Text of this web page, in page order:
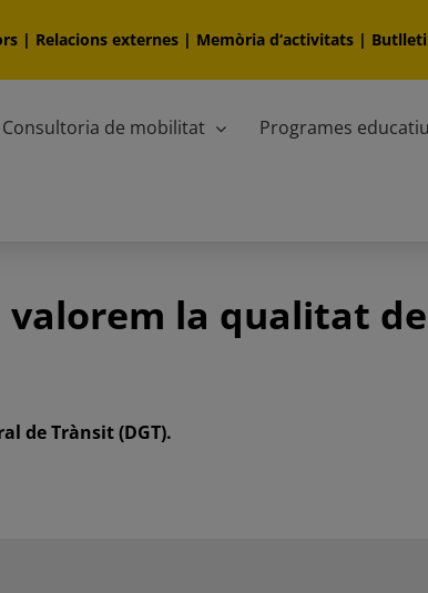
| Relacions externes | Memòria d‘activitats |
Consultoria de mobilitat Programes
valorem la qualitat
de Trànsit (DGT).